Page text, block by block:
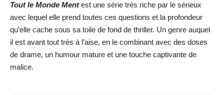
Tout le Monde Mentest une série très riche par le sérieux
avec lequel elle prend toutes ces questions et la profondeur
qu’elle cache sous sa toile de fond de thriller. Un genre auquel
il est avant tout très à l’aise, en le combinant avec des doses
de drame, un humour mature et une touche captivante de
malice.